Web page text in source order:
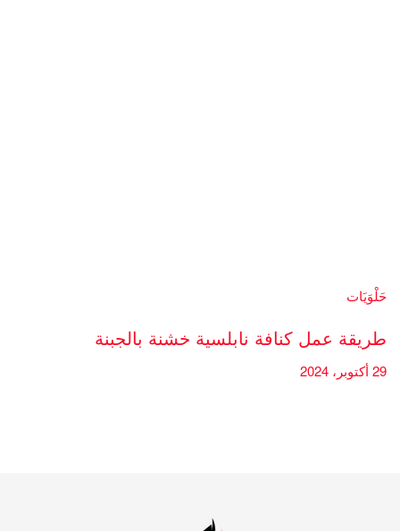
حَلْوَيَات
طريقة عمل كنافة نابلسية خشنة بالجبنة
29 أكتوبر، 2024